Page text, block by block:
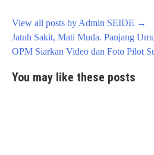
View all posts by Admin SEIDE →
Post
navigation
Jatuh Sakit, Mati Muda. Panjang
OPM Siarkan Video dan Foto Pilot
You may like these posts